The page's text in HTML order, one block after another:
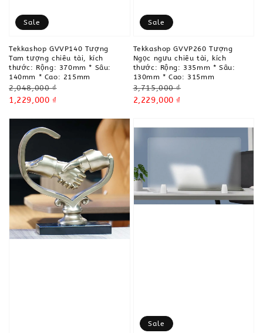
Sale
Tekkashop GVVP140 Tượng
Tam tượng chiêu tài, kích
thước: Rộng: 370mm * Sâu:
140mm * Cao: 215mm
Regular
price
2,048,000 ₫
Sale
1,229,000 ₫
Sale
Tekkashop GVVP260 Tượng
Ngọc ngưu chiêu tài, kích
thước: Rộng: 335mm * Sâu:
130mm * Cao: 315mm
Regular
price
3,715,000 ₫
Sale
2,229,000 ₫
Sale